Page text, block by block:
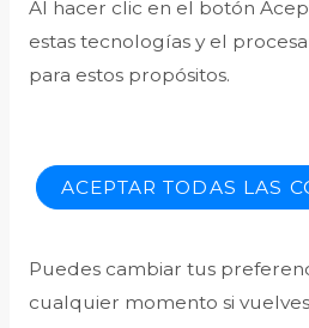
Al hacer clic en el botón
estas tecnologías y el
para estos propósitos.
ACEPTAR TODAS LAS
Puedes cambiar tus
cualquier momento si